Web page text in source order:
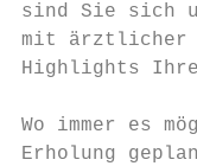
sind Sie sich
mit ärztlicher
Highlights
Wo immer es
Erholung